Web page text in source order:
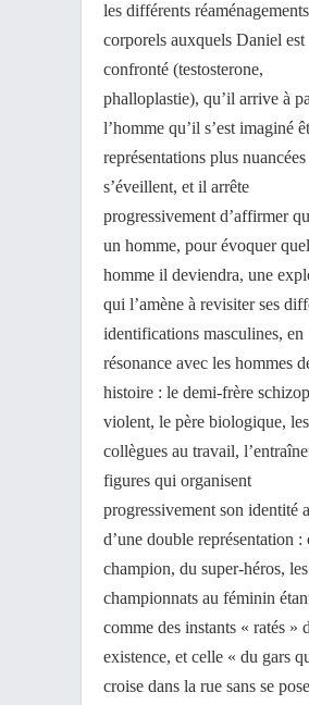
les différents réaménagements
corporels auxquels Daniel est
confronté (testosterone,
phalloplastie), qu’il arrive à
l’homme qu’il s’est imaginé
représentations plus nuancées
s’éveillent, et il arrête
progressivement d’affirmer
un homme, pour évoquer quel
homme il deviendra, une
qui l’amène à revisiter ses
identifications masculines, en
résonance avec les hommes
histoire : le demi-frère
violent, le père biologique, les
collègues au travail,
figures qui organisent
progressivement son identité
d’une double représentation :
champion, du super-héros, les
championnats au féminin
comme des instants « ratés »
existence, et celle « du gars
croise dans la rue sans se